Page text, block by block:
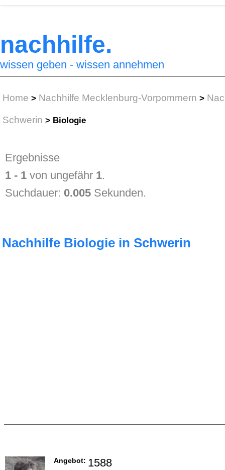
nachhilfe.
wissen geben - wissen annehmen
Home > Nachhilfe Mecklenburg-Vorpommern >
Schwerin > Biologie
Ergebnisse
1 - 1 von ungefähr 1.
Suchdauer: 0.005 Sekunden.
Nachhilfe Biologie in Schwerin
Angebot: 1588